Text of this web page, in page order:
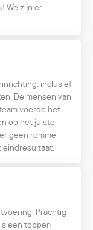
We zijn er
inclusief
De mensen van
voerde het
op het juiste
geen rommel
eindresultaat.
Prachtig
een topper: